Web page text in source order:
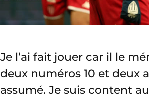
Je l’ai fait jouer car il le
deux numéros 10 et deux
assumé. Je suis content